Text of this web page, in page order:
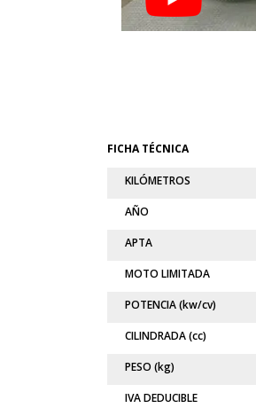
FICHA TÉCNICA
KILÓMETROS
AÑO
APTA
MOTO LIMITADA
POTENCIA (kw/cv)
CILINDRADA (cc)
PESO (kg)
IVA DEDUCIBLE